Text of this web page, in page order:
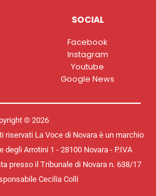
SOCIAL
Facebook
Instagram
Youtube
Google News
© 2026
riservati La Voce di Novara è un marchio
degli Arrotini 1 - 28100 Novara - P.IVA
presso il Tribunale di Novara n. 638/17
Cecilia Colli